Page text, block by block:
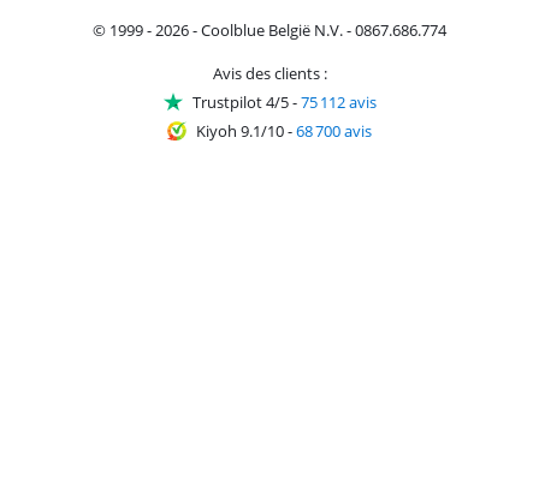
© 1999 - 2026 - Coolblue België N.V. - 0867.686.774
Avis des clients :
Trustpilot 4/5-75 112 avis
Kiyoh 9.1/10-68 700 avis